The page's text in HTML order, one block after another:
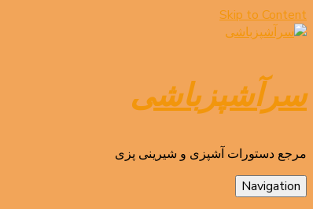
Skip to Content
سرآشپزباشی
مرجع دستورات آشپزی و شیرینی پزی
Navigation